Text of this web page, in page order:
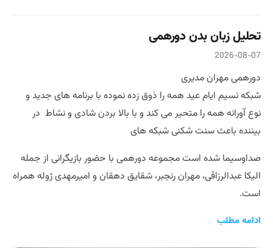
تحلیل زبان بدن دورهمی
2026-08-07
دورهمی مهران مدیری
شبکه نسیم ایام عید همه را ذوق زده نموده با برنامه های جدید و
نوع آورانه همه را متحیر می کند و با بالا بردن شادی و نشاط در
بیننده باعث سنت شکنی شبکه های
صداوسیما شده است مجموعه دورهمی با حضور بازیگرانی از جمله
الیکا عبدالرزاقی، مهران رنجبر، شقایق دهقان و امیرمهدی ژوله همراه
است.
ادامه مطلب